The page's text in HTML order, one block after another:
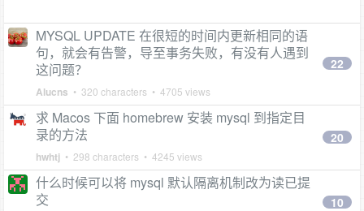
MYSQL UPDATE 在很短的时间内更新相同的语
句，就会有告警，导至事务失败，有没有人遇到
这问题？
Alucns • 320 characters • 4705 views
22
求 Macos 下面 homebrew 安装 mysql 到指定目
录的方法
hwhtj • 298 characters • 4245 views
20
什么时候可以将 mysql 默认隔离机制改为读已提
交
10